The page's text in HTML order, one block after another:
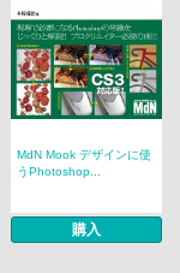
MdN Mook デザインに使
うPhotoshop...
購入